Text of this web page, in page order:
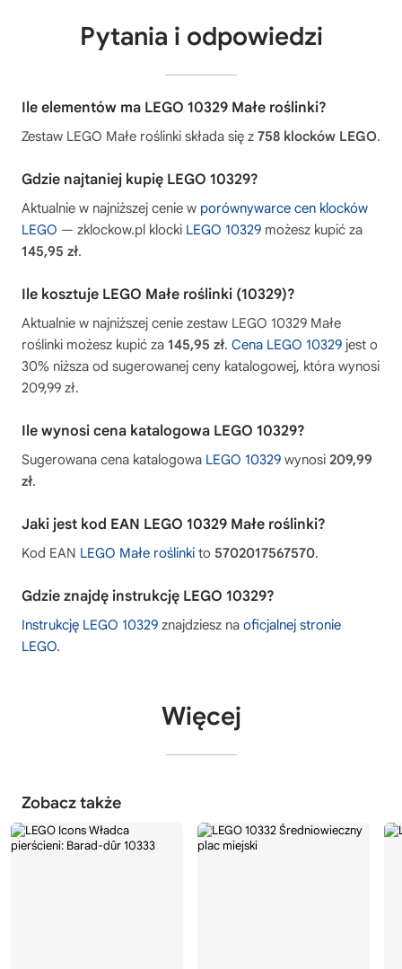
Pytania i odpowiedzi
Ile elementów ma LEGO 10329 Małe roślinki?
Zestaw LEGO Małe roślinki składa się z 758 klocków LEGO.
Gdzie najtaniej kupię LEGO 10329?
Aktualnie w najniższej cenie w porównywarce cen klocków
LEGO — zklockow.pl klocki LEGO 10329 możesz kupić za
145,95 zł.
Ile kosztuje LEGO Małe roślinki (10329)?
Aktualnie w najniższej cenie zestaw LEGO 10329 Małe
roślinki możesz kupić za 145,95 zł. Cena LEGO 10329 jest o
30% niższa od sugerowanej ceny katalogowej, która wynosi
209,99 zł.
Ile wynosi cena katalogowa LEGO 10329?
Sugerowana cena katalogowa LEGO 10329 wynosi 209,99
zł.
Jaki jest kod EAN LEGO 10329 Małe roślinki?
Kod EAN LEGO Małe roślinki to 5702017567570.
Gdzie znajdę instrukcję LEGO 10329?
Instrukcję LEGO 10329 znajdziesz na oficjalnej stronie
LEGO.
Więcej
Zobacz także